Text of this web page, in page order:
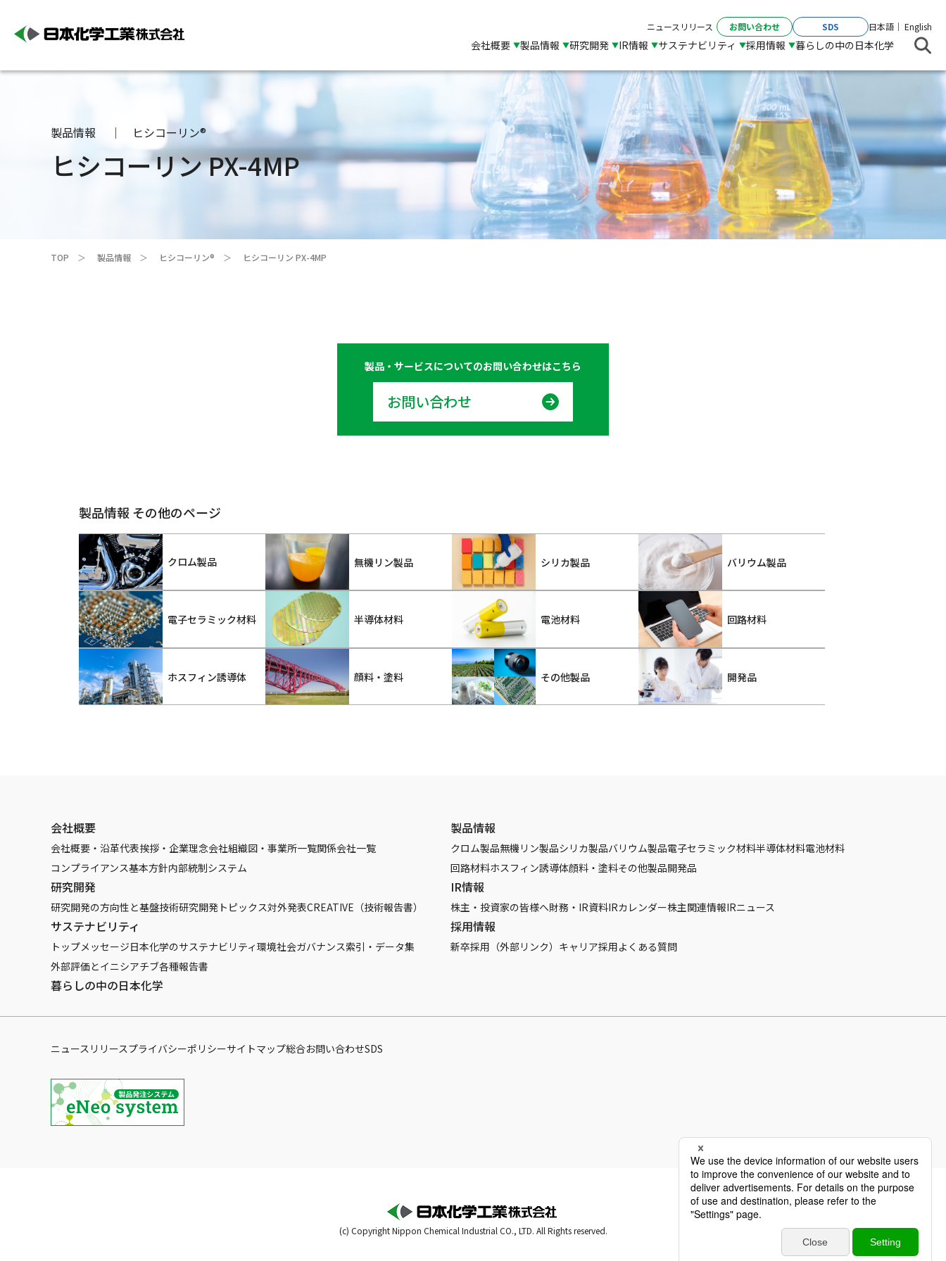
ニュースリリース お問い合わせ SDS English
日本語
会社概要 製品情報 研究開発 IR情報 サステナビリティ 採用情報 暮らしの中の日本化学
製品情報 ヒシコーリン®
ヒシコーリン PX-4MP
TOP 製品情報 ヒシコーリン® ヒシコーリン PX-4MP
製品・サービスについてのお問い合わせはこちら
お問い合わせ
製品情報 その他のページ
クロム製品 無機リン製品 シリカ製品 バリウム製品
電子セラミック材料 半導体材料 電池材料 回路材料
ホスフィン誘導体 顔料・塗料 その他製品 開発品
会社概要
会社概要・沿革代表挨拶・企業理念会社組織図・事業所一覧関係会社一覧
コンプライアンス基本方針内部統制システム
製品情報
クロム製品無機リン製品シリカ製品バリウム製品電子セラミック材料半導体材料電池材料
回路材料ホスフィン誘導体顔料・塗料その他製品開発品
研究開発
研究開発の方向性と基盤技術研究開発トピックス対外発表CREATIVE（技術報告書）
IR情報
株主・投資家の皆様へ財務・IR資料IRカレンダー株主関連情報IRニュース
サステナビリティ
トップメッセージ日本化学のサステナビリティ環境社会ガバナンス索引・データ集
外部評価とイニシアチブ各種報告書
採用情報
新卒採用（外部リンク） キャリア採用よくある質問
暮らしの中の日本化学
ニュースリリースプライバシーポリシーサイトマップ総合お問い合わせSDS
(c) Copyright Nippon Chemical Industrial CO., LTD. All Rights reserved.